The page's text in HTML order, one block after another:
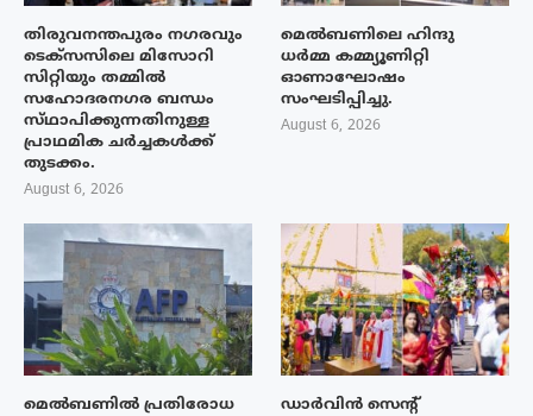
തിരുവനന്തപുരം നഗരവും
ടെക്‌സസിലെ മിസോറി
സിറ്റിയും തമ്മിൽ
സഹോദരനഗര ബന്ധം
സ്‌ഥാപിക്കുന്നതിനുള്ള
പ്രാഥമിക ചർച്ചകൾക്ക്
തുടക്കം.
August 6, 2026
മെൽബണിലെ ഹിന്ദു
ധർമ്മ കമ്മ്യൂണിറ്റി
ഓണാഘോഷം
സംഘടിപ്പിച്ചു.
August 6, 2026
മെൽബണിൽ പ്രതിരോധ ഡാർവിൻ സെന്റ്